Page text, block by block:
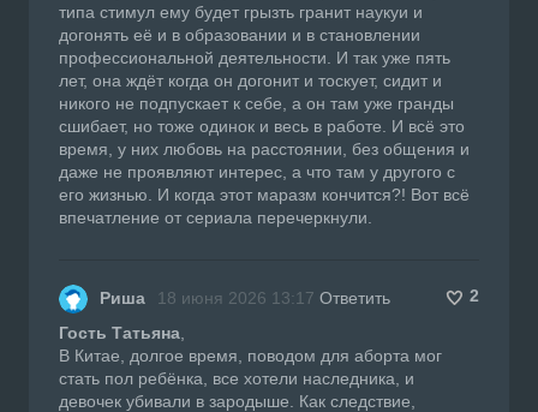
типа стимул ему будет грызть гранит наукуи и
догонять её и в образовании и в становлении
профессиональной деятельности. И так уже пять
лет, она ждёт когда он догонит и тоскует, сидит и
никого не подпускает к себе, а он там уже гранды
сшибает, но тоже одинок и весь в работе. И всё это
время, у них любовь на расстоянии, без общения и
даже не проявляют интерес, а что там у другого с
его жизнью. И когда этот маразм кончится?! Вот всё
впечатление от сериала перечеркнули.
Риша 18 июня 2026 13:17 Ответить
2
Гость Татьяна
В Китае, долгое время, поводом для аборта мог
стать пол ребёнка, все хотели наследника, и
девочек убивали в зародыше. Как следствие,